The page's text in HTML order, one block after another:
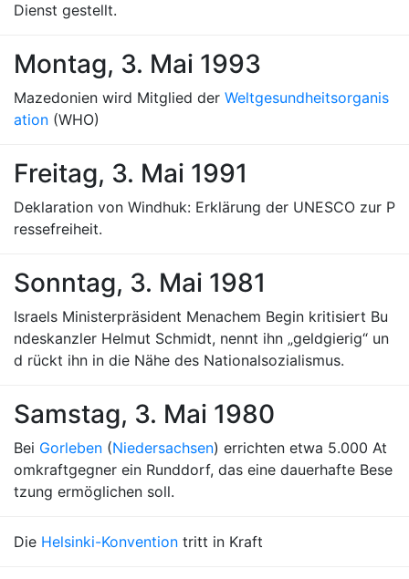
Dienst gestellt.
Montag, 3. Mai 1993
Mazedonien wird Mitglied der Weltgesundheitsorganis
ation (WHO)
Freitag, 3. Mai 1991
Deklaration von Windhuk: Erklärung der UNESCO zur P
ressefreiheit.
Sonntag, 3. Mai 1981
Israels Ministerpräsident Menachem Begin kritisiert Bu
ndeskanzler Helmut Schmidt, nennt ihn „geldgierig“ un
d rückt ihn in die Nähe des Nationalsozialismus.
Samstag, 3. Mai 1980
Bei Gorleben (Niedersachsen) errichten etwa 5.000 At
omkraftgegner ein Runddorf, das eine dauerhafte Bese
tzung ermöglichen soll.
Die Helsinki-Konvention tritt in Kraft